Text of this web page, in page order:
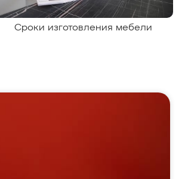
Сроки изготовления мебели